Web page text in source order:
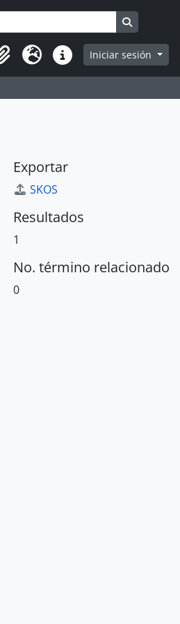
Search in
Idioma Enlaces rápidos
Iniciar sesión
Exportar
SKOS
Resultados
1
No. término relacionado
0